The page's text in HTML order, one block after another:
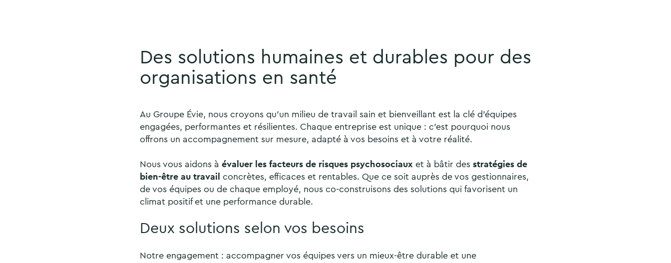
Des solutions humaines et durables pour des
organisations en santé
Au Groupe Évie, nous croyons qu’un milieu de travail sain et bienveillant est la clé d’équipes
engagées, performantes et résilientes. Chaque entreprise est unique : c’est pourquoi nous
offrons un accompagnement sur mesure, adapté à vos besoins et à votre réalité.
Nous vous aidons à évaluer les facteurs de risques psychosociaux et à bâtir des stratégies de
bien-être au travail
concrètes, efficaces et rentables. Que ce soit auprès de vos gestionnaires,
de vos équipes ou de chaque employé, nous co-construisons des solutions qui favorisent un
climat positif et une performance durable.
Deux solutions selon vos besoins
Notre engagement : accompagner vos équipes vers un mieux-être durable et une